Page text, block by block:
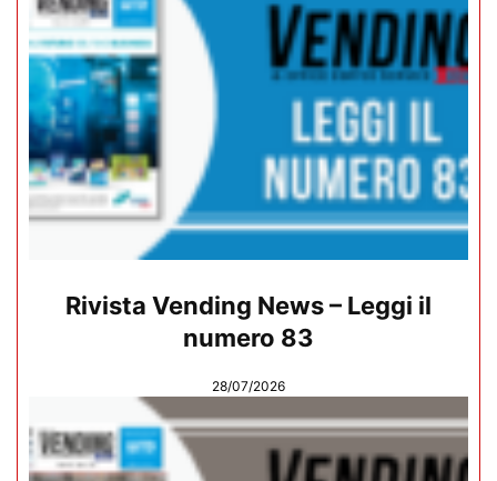
Rivista Vending News – Leggi il
numero 83
28/07/2026